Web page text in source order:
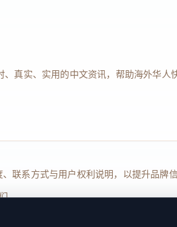
真实、实用的中文资讯，帮助海外华人
联系方式与用户权利说明，以提升品牌